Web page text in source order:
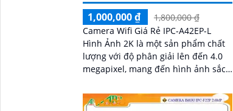
1,000,000 ₫
1,800,000 ₫
Camera Wifi Giá Rẻ IPC-A42EP-L
Hình Ảnh 2K là một sản phẩm chất
lượng với độ phân giải lên đến 4.0
megapixel, mang đến hình ảnh sắc
thông qua công...